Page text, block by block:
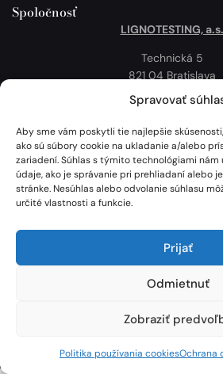
Spravovať
Aby sme vám poskytli tie najlepšie
ako sú súbory cookie na ukladanie a/alebo
zariadení. Súhlas s týmito technológiami
údaje, ako je správanie pri prehliadaní alebo
stránke. Nesúhlas alebo odvolanie súhlasu
určité vlastnosti a funkcie.
Prijať
Odmietnuť
Zobraziť
Politika používania cookiesOchrana
Spoločnosť
LIGNOTESTING, a.s.
Technická 5
821 04 Bratislava
Slovenská republika
Politika používania
Mapa
Lignotesting, a. s. © 2024 | Všetky práva vyhradené.